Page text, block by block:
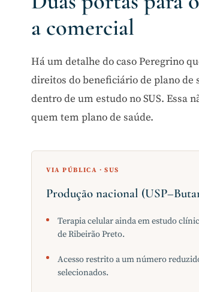
a comercial
Há um detalhe do caso Peregrino
direitos do beneficiário de plano de
dentro de um estudo no SUS. Essa
quem tem plano de saúde.
VIA PÚBLICA · SUS
Produção nacional
Terapia celular ainda em estudo
de Ribeirão Preto.
Acesso restrito a um número
selecionados.